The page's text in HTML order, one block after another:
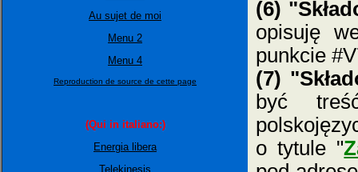
Au sujet de moi
Menu 2
Menu 4
Reproduction de source de cette page
(Qui in italiano:)
Energia libera
Telekinesis
(6)
opisuję
punkcie
(7)
być
o tytule "